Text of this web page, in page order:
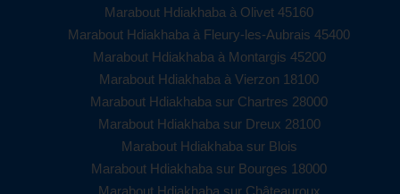
Marabout Hdiakhaba à Olivet 45160
Marabout Hdiakhaba à Fleury-les-Aubrais 45400
Marabout Hdiakhaba à Montargis 45200
Marabout Hdiakhaba à Vierzon 18100
Marabout Hdiakhaba sur Chartres 28000
Marabout Hdiakhaba sur Dreux 28100
Marabout Hdiakhaba sur Blois
Marabout Hdiakhaba sur Bourges 18000